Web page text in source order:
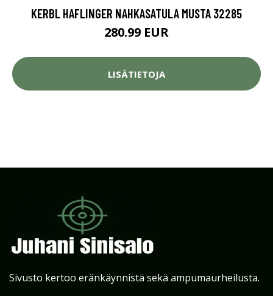
KERBL HAFLINGER NAHKASATULA MUSTA 32285
280.99 EUR
LISÄTIETOJA
Sivusto kertoo eränkäynnistä sekä ampumaurheilusta.